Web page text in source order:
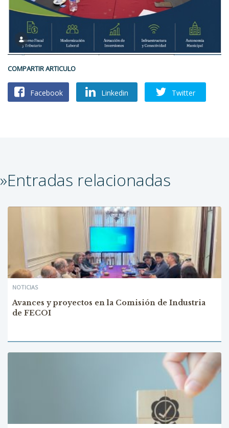
COMPARTIR ARTICULO
Facebook Linkedin Twitter
»Entradas relacionadas
NOTICIAS
Avances y proyectos en la Comisión de Industria
de FECOI